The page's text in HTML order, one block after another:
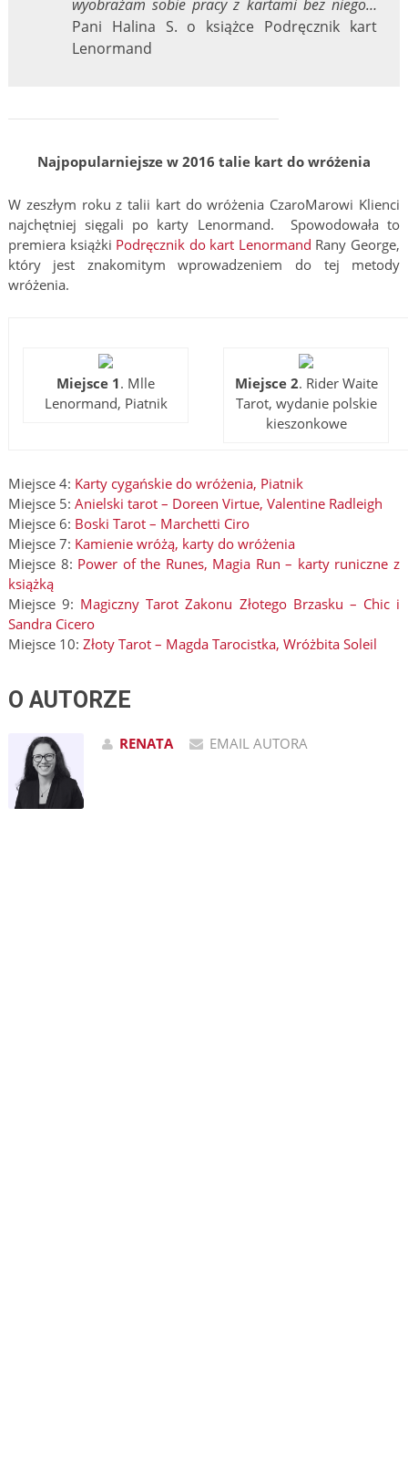
wyobrażam sobie pracy z kartami bez niego…
Pani Halina S. o książce Podręcznik kart
Lenormand
Najpopularniejsze w 2016 talie kart do wróżenia
W zeszłym roku z talii kart do wróżenia CzaroMarowi Klienci
najchętniej sięgali po karty Lenormand. Spowodowała to
premiera książki Podręcznik do kart Lenormand Rany George,
który jest znakomitym wprowadzeniem do tej metody
wróżenia.
Miejsce 1. Mlle
Lenormand, Piatnik
Miejsce 2. Rider Waite
Tarot, wydanie polskie
kieszonkowe
Miejsce 4: Karty cygańskie do wróżenia, Piatnik
Miejsce 5: Anielski tarot – Doreen Virtue, Valentine Radleigh
Miejsce 6: Boski Tarot – Marchetti Ciro
Miejsce 7: Kamienie wróżą, karty do wróżenia
Miejsce 8: Power of the Runes, Magia Run – karty runiczne z
książką
Miejsce 9: Magiczny Tarot Zakonu Złotego Brzasku – Chic i
Sandra Cicero
Miejsce 10: Złoty Tarot – Magda Tarocistka, Wróżbita Soleil
O AUTORZE
RENATA EMAIL AUTORA